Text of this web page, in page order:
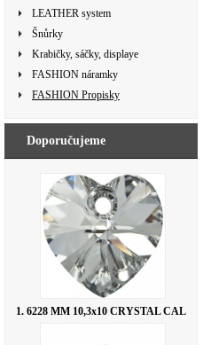
LEATHER system
Šnůrky
Krabičky, sáčky, displaye
FASHION náramky
FASHION Propisky
Doporučujeme
1. 6228 MM 10,3x10 CRYSTAL CAL